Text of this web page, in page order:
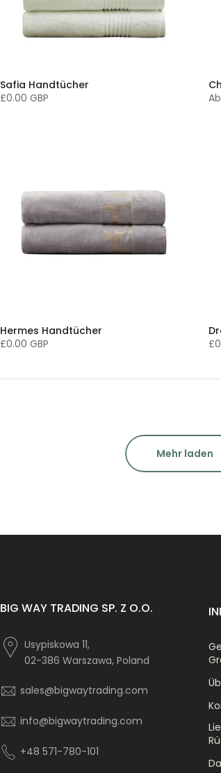
Safia Handtücher
£0.00 GBP
Ab
Hermes Handtücher
£0.00 GBP
Mehr laden
BIG WAY TRADING SP. Z O.O.
Usypiskowa 11,
02-386 Warszawa, Poland
sales@bigwaytrading.com
info@bigwaytrading.com
+48 571-780-101